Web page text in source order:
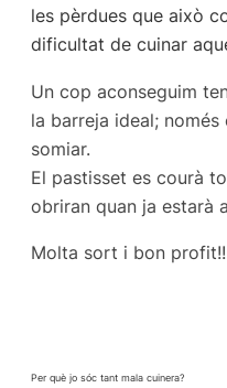
les pèrdues que això
dificultat de cuinar
Un cop aconseguim
la barreja ideal;
somiar.
El pastisset es courà
obriran quan ja estarà
Molta sort i bon profit!!
Per què jo sóc tant mala cuinera?